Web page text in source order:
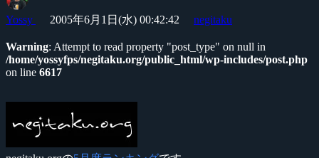
Yossy 2005年6月1日(水) 00:42:42 negitaku
Warning: Attempt to read property "post_type" on null in
/home/yossyfps/negitaku.org/public_html/wp-includes/post.php
on line 6617